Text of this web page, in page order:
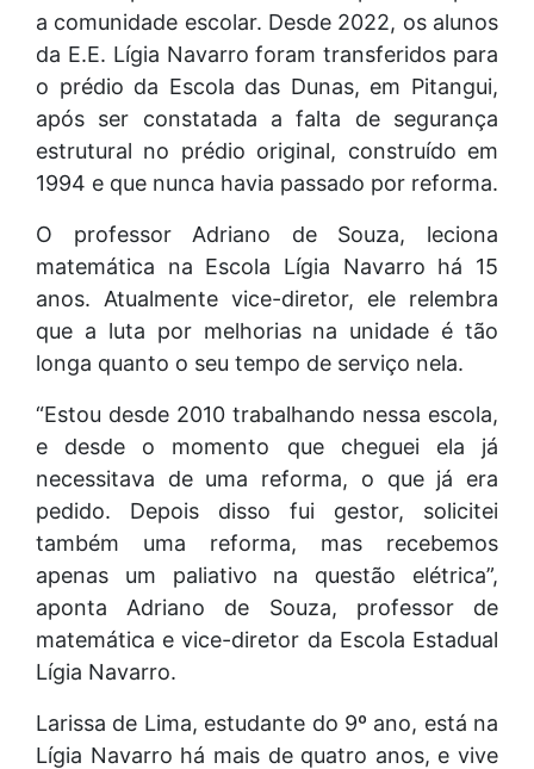
a comunidade escolar. Desde 2022, os alunos
da E.E. Lígia Navarro foram transferidos para
o prédio da Escola das Dunas, em Pitangui,
após ser constatada a falta de segurança
estrutural no prédio original, construído em
1994 e que nunca havia passado por reforma.
O professor Adriano de Souza, leciona
matemática na Escola Lígia Navarro há 15
anos. Atualmente vice-diretor, ele relembra
que a luta por melhorias na unidade é tão
longa quanto o seu tempo de serviço nela.
“Estou desde 2010 trabalhando nessa escola,
e desde o momento que cheguei ela já
necessitava de uma reforma, o que já era
pedido. Depois disso fui gestor, solicitei
também uma reforma, mas recebemos
apenas um paliativo na questão elétrica”,
aponta Adriano de Souza, professor de
matemática e vice-diretor da Escola Estadual
Lígia Navarro.
Larissa de Lima, estudante do 9º ano, está na
Lígia Navarro há mais de quatro anos, e vive